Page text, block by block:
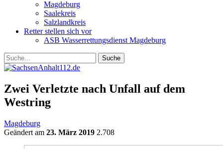
Magdeburg
Saalekreis
Salzlandkreis
Retter stellen sich vor
ASB Wasserrettungsdienst Magdeburg
Zwei Verletzte nach Unfall auf dem
Westring
Magdeburg
Geändert am 23. März 2019 2.708